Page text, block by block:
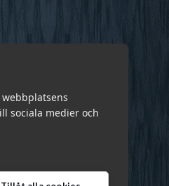
sociala medier och